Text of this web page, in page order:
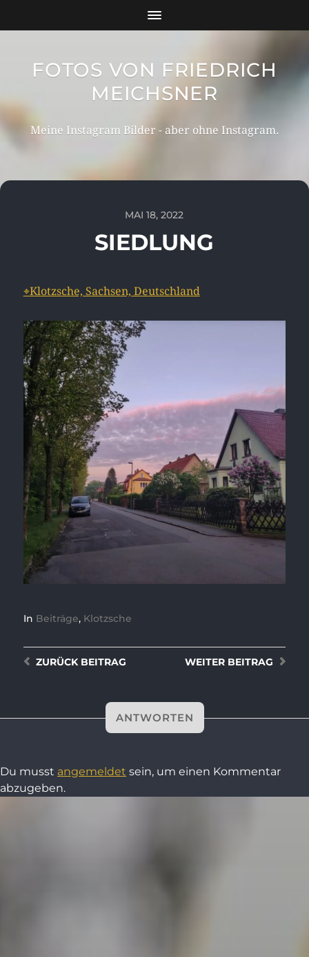
FOTOS VON FRIEDRICH
MEICHSNER
Meine Instagram Bilder - aber ohne Instagram.
MAI 18, 2022
SIEDLUNG
⌖Klotzsche, Sachsen, Deutschland
In Beiträge, Klotzsche
WEITER BEITRAG
ZURÜCKBEITRAG
ANTWORTEN
Du musst angemeldet sein, um einen Kommentar
abzugeben.